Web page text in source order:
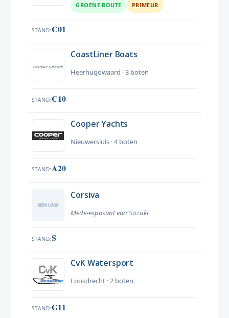
GROENE ROUTE PRIMEUR
STAND C01
CoastLiner Boats
Heerhugowaard · 3 boten
STAND C10
Cooper Yachts
Nieuwersluis · 4 boten
STAND A20
Corsiva
Mede-exposant van Suzuki
STAND S
CvK Watersport
Loosdrecht · 2 boten
STAND G11